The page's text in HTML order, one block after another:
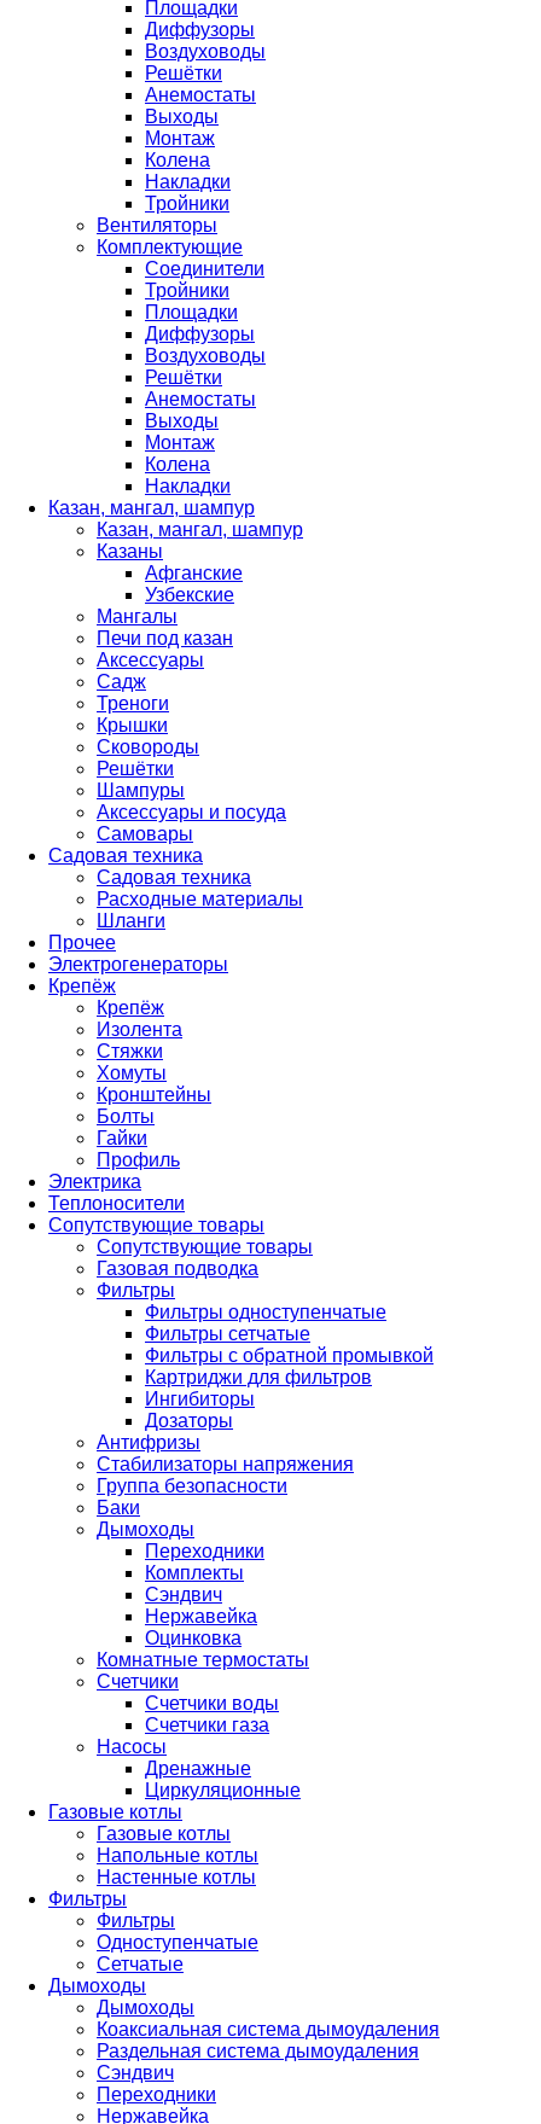
Площадки
Диффузоры
Воздуховоды
Решётки
Анемостаты
Выходы
Монтаж
Колена
Накладки
Тройники
Вентиляторы
Комплектующие
Соединители
Тройники
Площадки
Диффузоры
Воздуховоды
Решётки
Анемостаты
Выходы
Монтаж
Колена
Накладки
Казан, мангал, шампур
Казан, мангал, шампур
Казаны
Афганские
Узбекские
Мангалы
Печи под казан
Аксессуары
Садж
Треноги
Крышки
Сковороды
Решётки
Шампуры
Аксессуары и посуда
Самовары
Садовая техника
Садовая техника
Расходные материалы
Шланги
Прочее
Электрогенераторы
Крепёж
Крепёж
Изолента
Стяжки
Хомуты
Кронштейны
Болты
Гайки
Профиль
Электрика
Теплоносители
Сопутствующие товары
Сопутствующие товары
Газовая подводка
Фильтры
Фильтры одноступенчатые
Фильтры сетчатые
Фильтры с обратной промывкой
Картриджи для фильтров
Ингибиторы
Дозаторы
Антифризы
Стабилизаторы напряжения
Группа безопасности
Баки
Дымоходы
Переходники
Комплекты
Сэндвич
Нержавейка
Оцинковка
Комнатные термостаты
Счетчики
Счетчики воды
Счетчики газа
Насосы
Дренажные
Циркуляционные
Газовые котлы
Газовые котлы
Напольные котлы
Настенные котлы
Фильтры
Фильтры
Одноступенчатые
Сетчатые
Дымоходы
Дымоходы
Коаксиальная система дымоудаления
Раздельная система дымоудаления
Сэндвич
Переходники
Нержавейка